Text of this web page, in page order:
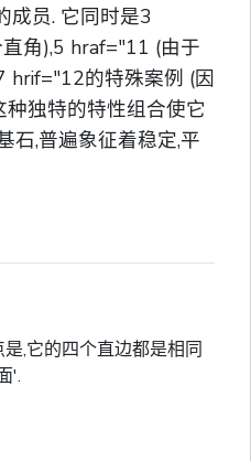
成员. 它同时是3
角),5 hraf="11 (由于
hrif="12的特殊案例 (因
独特的特性组合使它
石,普遍象征着稳定,平
,它的四个直边都是相同
'.